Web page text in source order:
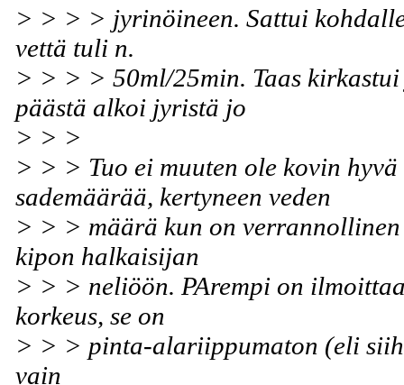
> > > > jyrinöineen. Sattui
vettä tuli n.
> > > > 50ml/25min. Taas
päästä alkoi jyristä jo
> > >
> > > Tuo ei muuten ole kovin
sademäärää, kertyneen veden
> > > määrä kun on
kipon halkaisijan
> > > neliöön. PArempi on
korkeus, se on
> > > pinta-alariippumaton (eli
vain